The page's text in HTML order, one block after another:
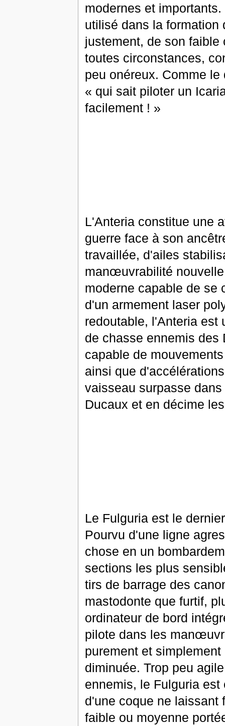
modernes et
utilisé dans la formation
justement, de son
toutes circonstances,
peu onéreux. Comme
« qui sait piloter un
facilement ! »
L'Anteria constitue une
guerre face à son
travaillée, d'ailes
manœuvrabilité
moderne capable de se
d'un armement laser
redoutable, l'Anteria est
de chasse ennemis des
capable de
ainsi que
vaisseau surpasse
Ducaux et en décime
Le Fulguria est le
Pourvu d'une ligne
chose en un
sections les plus
tirs de barrage des
mastodonte que furtif,
ordinateur de bord
pilote dans les
purement et
diminuée. Trop peu
ennemis, le Fulguria
d'une coque ne laissant
faible ou moyenne